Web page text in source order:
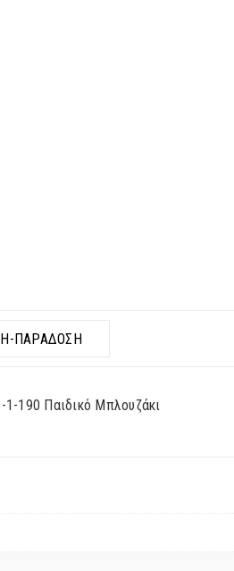
ΠΑΡΆΔΟΣΗ
190 Παιδικό Μπλουζάκι